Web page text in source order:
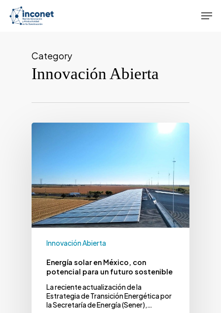
main
Category
Innovación Abierta
Innovación Abierta
Energía solar en México, con
potencial para un futuro sostenible
La reciente actualización de la
Estrategia de Transición Energética por
la Secretaría de Energía (Sener),…